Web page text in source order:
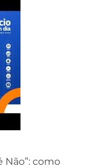
Não”: como